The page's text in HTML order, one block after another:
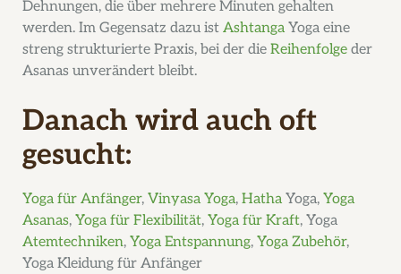
Dehnungen, die über mehrere Minuten gehalten
werden. Im Gegensatz dazu ist Ashtanga Yoga eine
streng strukturierte Praxis, bei der die Reihenfolge der
Asanas unverändert bleibt.
Danach wird auch oft
gesucht:
Yoga für Anfänger, Vinyasa Yoga, Hatha Yoga, Yoga
Asanas, Yoga für Flexibilität, Yoga für Kraft, Yoga
Atemtechniken, Yoga Entspannung, Yoga Zubehör,
Yoga Kleidung für Anfänger